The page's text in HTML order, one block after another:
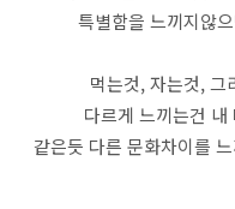
특별함을 느끼지않
먹는것, 자는것, 그
다르게 느끼는건
같은듯 다른 문화차이를